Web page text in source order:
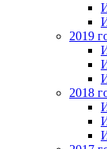
2019
2018